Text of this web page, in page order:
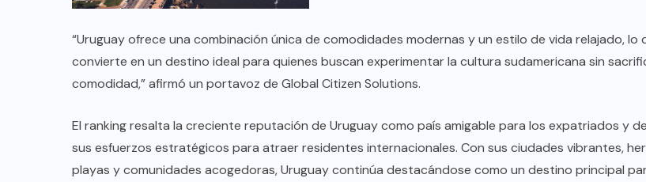
“Uruguay ofrece una combinación única de comodidades modernas y un estilo de vida relajado, lo
convierte en un destino ideal para quienes buscan experimentar la cultura sudamericana sin
comodidad,” afirmó un portavoz de Global Citizen Solutions.
El ranking resalta la creciente reputación de Uruguay como país amigable para los expatriados y
sus esfuerzos estratégicos para atraer residentes internacionales. Con sus ciudades vibrantes,
playas y comunidades acogedoras, Uruguay continúa destacándose como un destino principal